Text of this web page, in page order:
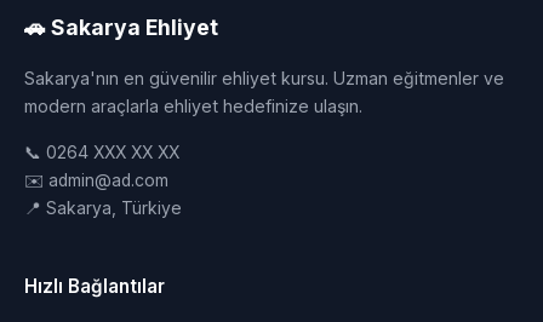
🚗 Sakarya Ehliyet
Sakarya'nın en güvenilir ehliyet kursu. Uzman eğitmenler ve
modern araçlarla ehliyet hedefinize ulaşın.
📞 0264 XXX XX XX
✉️ admin@ad.com
📍 Sakarya, Türkiye
Hızlı Bağlantılar